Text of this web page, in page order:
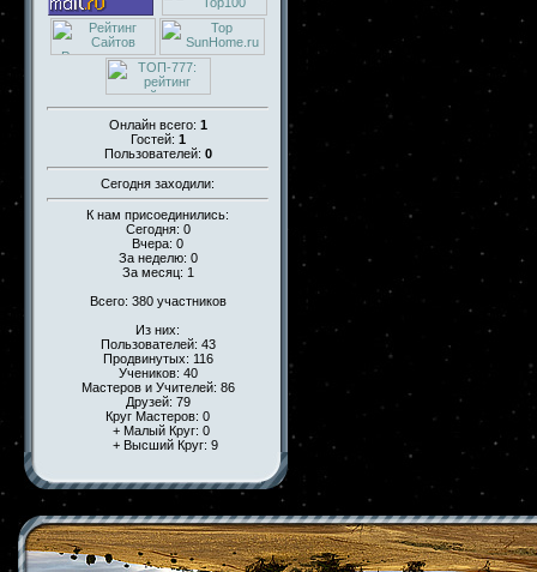
Онлайн всего: 1
Гостей: 1
Пользователей: 0
Сегодня заходили:
К нам присоединились:
Сегодня: 0
Вчера: 0
За неделю: 0
За месяц: 1
Всего: 380 участников
Из них:
Пользователей: 43
Продвинутых: 116
Учеников: 40
Мастеров и Учителей: 86
Друзей: 79
Круг Мастеров: 0
+ Малый Круг: 0
+ Высший Круг: 9